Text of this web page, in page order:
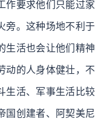
作要求他们只能过家
旁。这种场地不利于
生活也会让他们精神
动的人身体健壮，不
生活、军事生活比较
国创建者、阿契美尼